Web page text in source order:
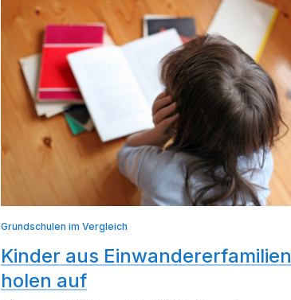
Grundschulen im Vergleich
Kinder aus Einwandererfamilien
holen auf